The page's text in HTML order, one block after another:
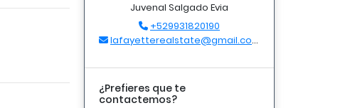
Juvenal Salgado Evia
+529931820190
lafayetterealstate@gmail.com
¿Prefieres que te
contactemos?